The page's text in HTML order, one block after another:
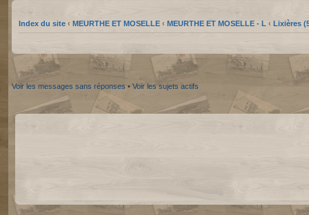
Index du site ‹ MEURTHE ET MOSELLE ‹ MEURTHE ET MOSELLE - L ‹ Lixières
Voir les messages sans réponses • Voir les sujets actifs